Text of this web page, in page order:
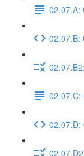
02.07.A:
02.07.B:
02.07.C:
02.07.D: